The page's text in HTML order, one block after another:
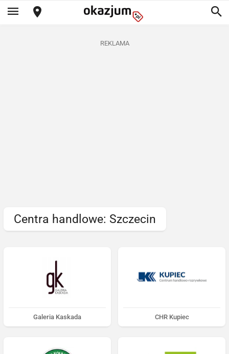
REKLAMA
Centra handlowe: Szczecin
Galeria Kaskada CHR Kupiec